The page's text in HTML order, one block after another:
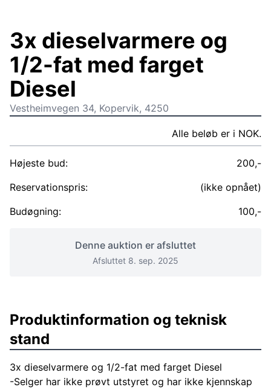
3x dieselvarmere og
1/2-fat med farget
Diesel
Vestheimvegen 34, Kopervik, 4250
Alle beløb er i NOK.
Højeste bud:
200,-
Reservationspris:
(ikke opnået)
Budøgning:
100,-
Denne auktion er afsluttet
Afsluttet 8. sep. 2025
Produktinformation og teknisk
stand
3x dieselvarmere og 1/2-fat med farget Diesel
-Selger har ikke prøvt utstyret og har ikke kjennskap